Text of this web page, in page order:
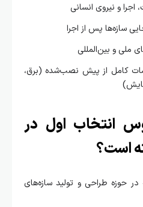
انسانی
پس از اجرا
از پیش نصب‌شده (برق،
اول در
و تولید سازه‌های